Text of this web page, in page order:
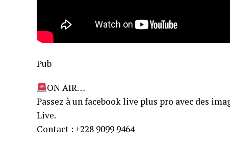
Pub
ON AIR…
Passez à un facebook live plus pro avec des
Live.
Contact : +228 9099 9464